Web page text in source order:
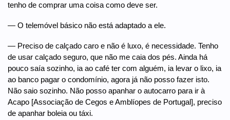
tenho de comprar uma coisa como deve ser.
— O telemóvel básico não está adaptado a ele.
— Preciso de calçado caro e não é luxo, é necessidade. Tenho
de usar calçado seguro, que não me caia dos pés. Ainda há
pouco saía sozinho, ia ao café ter com alguém, ia levar o lixo, ia
ao banco pagar o condomínio, agora já não posso fazer isto.
Não saio sozinho. Não posso apanhar o autocarro para ir à
Acapo [Associação de Cegos e Amblíopes de Portugal], preciso
de apanhar boleia ou táxi.